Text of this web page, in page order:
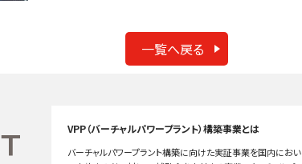
一覧へ戻る
VPP（バーチャルパワープラント）構築事業とは
バーチャルパワープラント構築に向けた実証事業を国内におい